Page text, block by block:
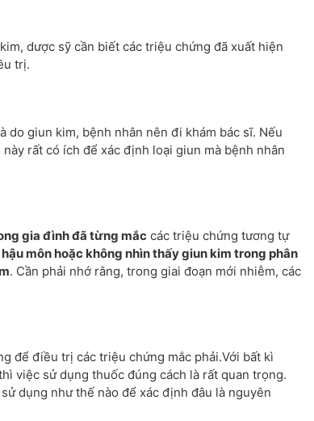
dược sỹ cần biết các triệu chứng đã xuất hiện
trị.
do giun kim, bệnh nhân nên đi khám bác sĩ. Nếu
rất có ích để xác định loại giun mà bệnh nhân
gia đình đã từng mắc các triệu chứng tương tự
môn hoặc không nhìn thấy giun kim trong phân
. Cần phải nhớ rằng, trong giai đoạn mới nhiễm, các
để điều trị các triệu chứng mắc phải.Với bất kì
việc sử dụng thuốc đúng cách là rất quan trọng.
dụng như thế nào để xác định đâu là nguyên